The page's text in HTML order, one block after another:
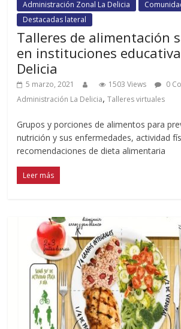
Administración Zonal La Delicia
Destacadas lateral
Talleres de alimentación
en instituciones
Delicia
5 marzo, 2021 1503 Views
0
Administración La Delicia,Talleres virtuales
Grupos y porciones de alimentos para
nutrición y sus enfermedades, actividad
recomendaciones de dieta alimentaria
Leer más